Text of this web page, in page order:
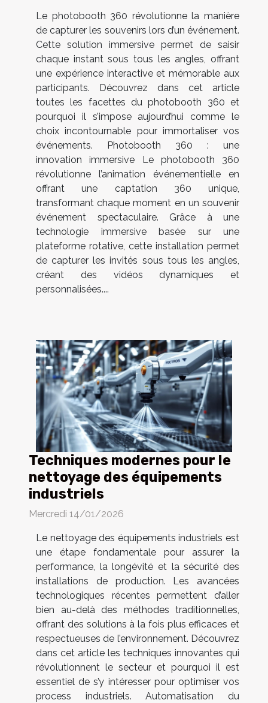
Le photobooth 360 révolutionne la manière
de capturer les souvenirs lors d’un événement.
Cette solution immersive permet de saisir
chaque instant sous tous les angles, offrant
une expérience interactive et mémorable aux
participants. Découvrez dans cet article
toutes les facettes du photobooth 360 et
pourquoi il s’impose aujourd’hui comme le
choix incontournable pour immortaliser vos
événements. Photobooth 360 : une
innovation immersive Le photobooth 360
révolutionne l’animation événementielle en
offrant une captation 360 unique,
transformant chaque moment en un souvenir
événement spectaculaire. Grâce à une
technologie immersive basée sur une
plateforme rotative, cette installation permet
de capturer les invités sous tous les angles,
créant des vidéos dynamiques et
personnalisées....
Techniques modernes pour le
nettoyage des équipements
industriels
Mercredi 14/01/2026
Le nettoyage des équipements industriels est
une étape fondamentale pour assurer la
performance, la longévité et la sécurité des
installations de production. Les avancées
technologiques récentes permettent d’aller
bien au-delà des méthodes traditionnelles,
offrant des solutions à la fois plus efficaces et
respectueuses de l’environnement. Découvrez
dans cet article les techniques innovantes qui
révolutionnent le secteur et pourquoi il est
essentiel de s’y intéresser pour optimiser vos
process industriels. Automatisation du